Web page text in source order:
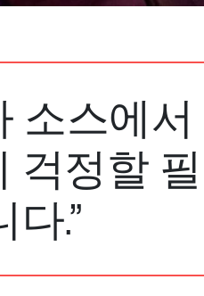
소스에서
걱정할 필
.”